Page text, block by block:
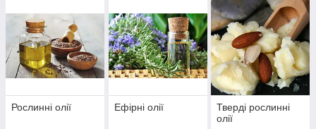
Рослинні олії Ефірні олії
Тверді рослинні
олії